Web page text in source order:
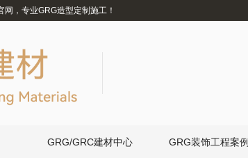
，专业GRG造型定制施工！
GRG/GRC建材中心 GRG装饰工程案例